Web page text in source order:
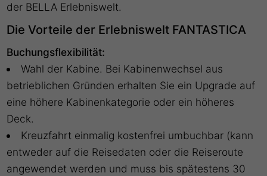
der BELLA Erlebniswelt.
Die Vorteile der Erlebniswelt FANTASTICA
Buchungsflexibilität:
Wahl der Kabine. Bei Kabinenwechsel aus
betrieblichen Gründen erhalten Sie ein Upgrade auf
eine höhere Kabinenkategorie oder ein höheres
Deck.
Kreuzfahrt einmalig kostenfrei umbuchbar (kann
entweder auf die Reisedaten oder die Reiseroute
angewendet werden und muss bis spätestens 30